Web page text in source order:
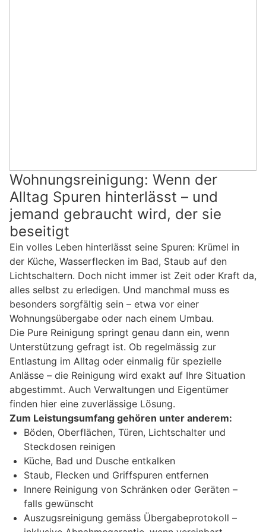
Wohnungsreinigung: Wenn der
Alltag Spuren hinterlässt – und
jemand gebraucht wird, der sie
beseitigt
Ein volles Leben hinterlässt seine Spuren: Krümel in
der Küche, Wasserflecken im Bad, Staub auf den
Lichtschaltern. Doch nicht immer ist Zeit oder Kraft da,
alles selbst zu erledigen. Und manchmal muss es
besonders sorgfältig sein – etwa vor einer
Wohnungsübergabe oder nach einem Umbau.
Die Pure Reinigung springt genau dann ein, wenn
Unterstützung gefragt ist. Ob regelmässig zur
Entlastung im Alltag oder einmalig für spezielle
Anlässe – die Reinigung wird exakt auf Ihre Situation
abgestimmt. Auch Verwaltungen und Eigentümer
finden hier eine zuverlässige Lösung.
Zum Leistungsumfang gehören unter anderem:
Böden, Oberflächen, Türen, Lichtschalter und
Steckdosen reinigen
Küche, Bad und Dusche entkalken
Staub, Flecken und Griffspuren entfernen
Innere Reinigung von Schränken oder Geräten –
falls gewünscht
Auszugsreinigung gemäss Übergabeprotokoll –